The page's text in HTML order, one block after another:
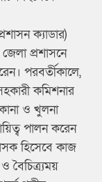
ক্যাডার)
প্রশাসনে
পরবর্তীকালে,
কমিশনার
ও খুলনা
পালন করেন
হিসেবে কাজ
বৈচিত্র্যময়